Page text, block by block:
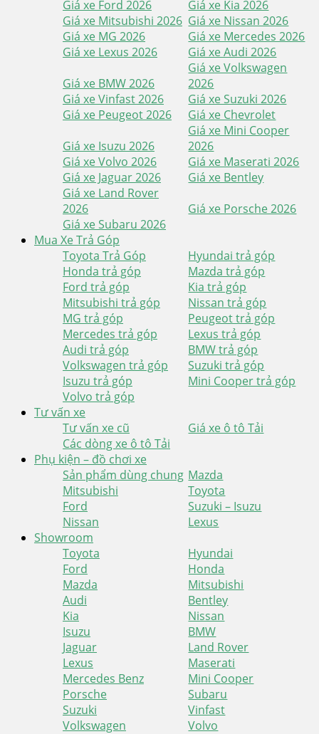
Giá xe Ford 2026
Giá xe Kia 2026
Giá xe Mitsubishi 2026 Giá xe Nissan 2026
Giá xe MG 2026
Giá xe Mercedes 2026
Giá xe Lexus 2026
Giá xe Audi 2026
Giá xe BMW 2026
Giá xe Volkswagen
2026
Giá xe Vinfast 2026
Giá xe Suzuki 2026
Giá xe Peugeot 2026
Giá xe Chevrolet
Giá xe Isuzu 2026
Giá xe Mini Cooper
2026
Giá xe Volvo 2026
Giá xe Maserati 2026
Giá xe Jaguar 2026
Giá xe Bentley
Giá xe Land Rover
2026
Giá xe Porsche 2026
Giá xe Subaru 2026
Mua Xe Trả Góp
Toyota Trả Góp
Hyundai trả góp
Honda trả góp
Mazda trả góp
Ford trả góp
Kia trả góp
Mitsubishi trả góp
Nissan trả góp
MG trả góp
Peugeot trả góp
Mercedes trả góp
Lexus trả góp
Audi trả góp
BMW trả góp
Volkswagen trả góp
Suzuki trả góp
Isuzu trả góp
Mini Cooper trả góp
Volvo trả góp
Tư vấn xe
Tư vấn xe cũ
Giá xe ô tô Tải
Các dòng xe ô tô Tải
Phụ kiện – đồ chơi xe
Sản phẩm dùng chung Mazda
Mitsubishi
Toyota
Ford
Suzuki – Isuzu
Nissan
Lexus
Showroom
Toyota
Hyundai
Ford
Honda
Mazda
Mitsubishi
Audi
Bentley
Kia
Nissan
Isuzu
BMW
Jaguar
Land Rover
Lexus
Maserati
Mercedes Benz
Mini Cooper
Porsche
Subaru
Suzuki
Vinfast
Volkswagen
Volvo